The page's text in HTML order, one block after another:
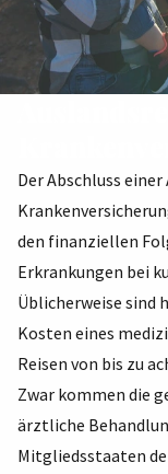
Der Abschluss
den finanziellen
Erkrankungen bei
Üblicherweise sind
Kosten eines
Reisen von bis zu
Zwar kommen die
ärztliche
Mitgliedsstaaten